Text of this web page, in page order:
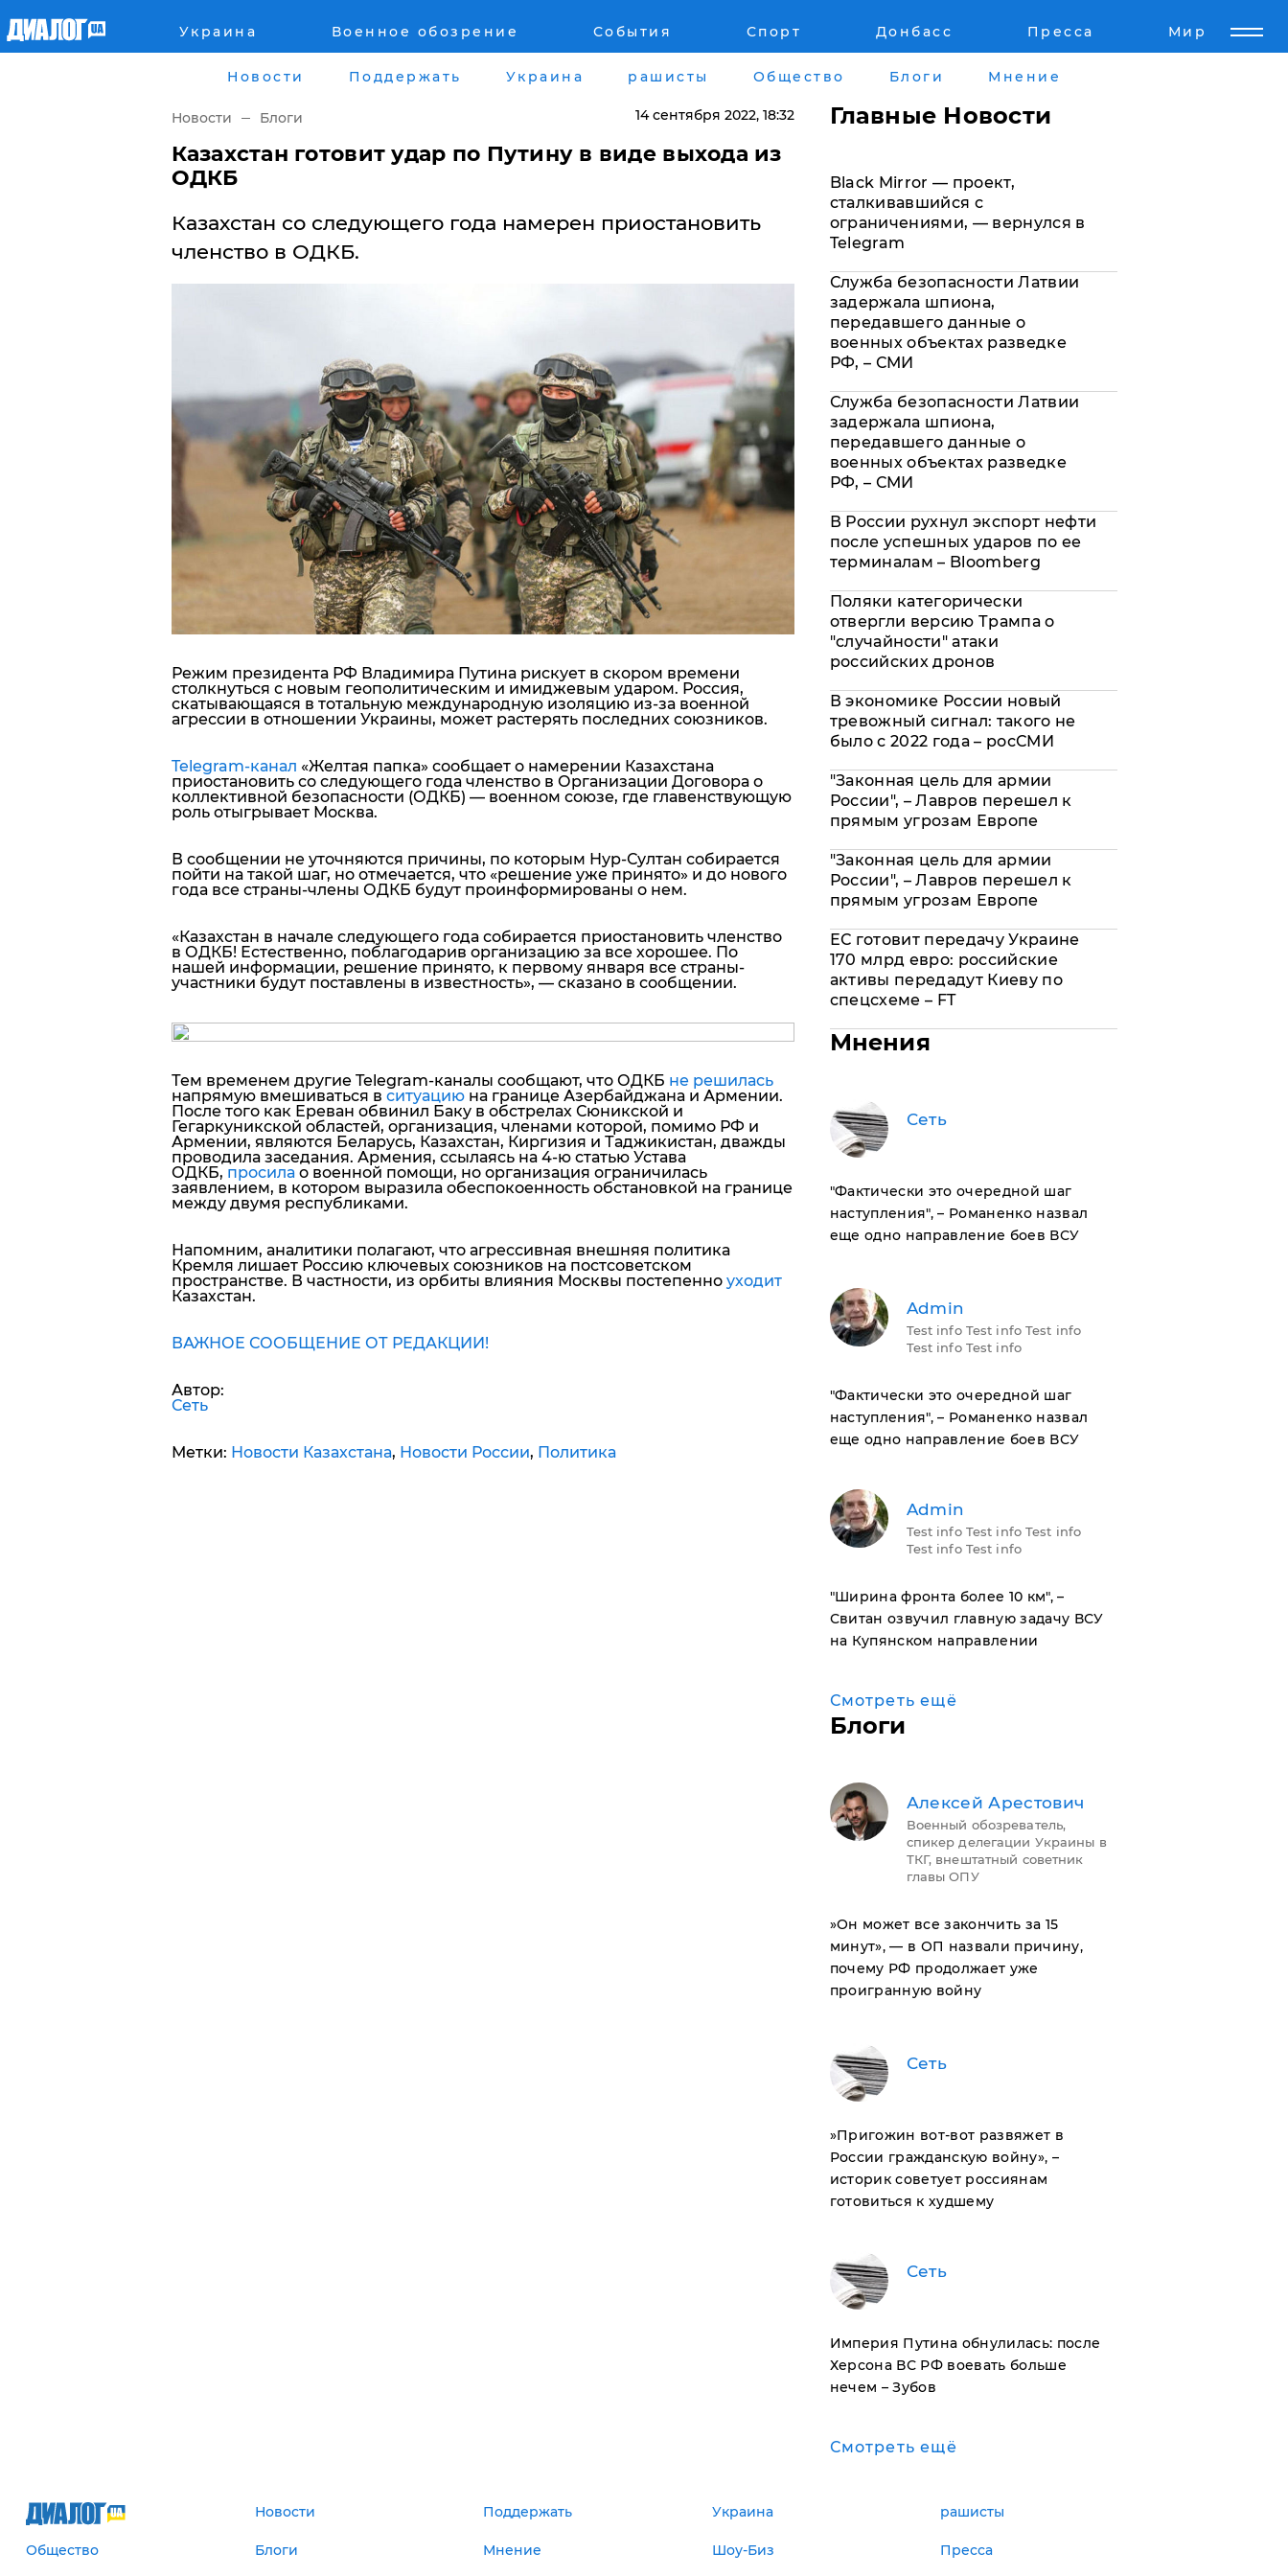
Украина Военное обозрение События Спорт Донбасс Пресса Мир
Военное обозрение
Города
Луганск
Харьков
Днепр
Одесса
Война на Донбассе и в Крыму
"ЛНР"
Новости Крыма
Лайф стайл
Помощь проекту
Стиль Диалога
Культура
Общество
Пресс-релизы
Новости Поддержать Украина рашисты Общество Блоги Мнение
Новости Блоги 14 сентября 2022, 18:32
Казахстан готовит удар по Путину в виде выхода из
ОДКБ
Казахстан со следующего года намерен приостановить
членство в ОДКБ.
Режим президента РФ Владимира Путина рискует в скором времени
столкнуться с новым геополитическим и имиджевым ударом. Россия,
скатывающаяся в тотальную международную изоляцию из-за военной
агрессии в отношении Украины, может растерять последних союзников.
Telegram-канал «Желтая папка» сообщает о намерении Казахстана
приостановить со следующего года членство в Организации Договора о
коллективной безопасности (ОДКБ) — военном союзе, где главенствующую
роль отыгрывает Москва.
В сообщении не уточняются причины, по которым Нур-Султан собирается
пойти на такой шаг, но отмечается, что «решение уже принято» и до нового
года все страны-члены ОДКБ будут проинформированы о нем.
«Казахстан в начале следующего года собирается приостановить членство
в ОДКБ! Естественно, поблагодарив организацию за все хорошее. По
нашей информации, решение принято, к первому января все страны-
участники будут поставлены в известность», — сказано в сообщении.
Тем временем другие Telegram-каналы сообщают, что ОДКБ не решилась
напрямую вмешиваться в ситуациюна границе Азербайджана и Армении.
После того как Ереван обвинил Баку в обстрелах Сюникской и
Гегаркуникской областей, организация, членами которой, помимо РФ и
Армении, являются Беларусь, Казахстан, Киргизия и Таджикистан, дважды
проводила заседания. Армения, ссылаясь на 4-ю статью Устава
ОДКБ, просилао военной помощи, но организация ограничилась
заявлением, в котором выразила обеспокоенность обстановкой на границе
между двумя республиками.
Напомним, аналитики полагают, что агрессивная внешняя политика
Кремля лишает Россию ключевых союзников на постсоветском
пространстве. В частности, из орбиты влияния Москвы постепенно уходит
Казахстан.
ВАЖНОЕ СООБЩЕНИЕ ОТ РЕДАКЦИИ!
Автор:
Сеть
Метки: Новости Казахстана, Новости России, Политика
Главные Новости
Black Mirror — проект,
сталкивавшийся с
ограничениями, — вернулся в
Telegram
Служба безопасности Латвии
задержала шпиона,
передавшего данные о
военных объектах разведке
РФ, – СМИ
Служба безопасности Латвии
задержала шпиона,
передавшего данные о
военных объектах разведке
РФ, – СМИ
В России рухнул экспорт нефти
после успешных ударов по ее
терминалам – Bloomberg
Поляки категорически
отвергли версию Трампа о
"случайности" атаки
российских дронов
В экономике России новый
тревожный сигнал: такого не
было с 2022 года – росСМИ
"Законная цель для армии
России", – Лавров перешел к
прямым угрозам Европе
"Законная цель для армии
России", – Лавров перешел к
прямым угрозам Европе
ЕС готовит передачу Украине
170 млрд евро: российские
активы передадут Киеву по
спецсхеме – FT
Мнения
Сеть
​"Фактически это очередной шаг
наступления", – Романенко назвал
еще одно направление боев ВСУ
Admin
Test info Test info Test info
Test info Test info
​"Фактически это очередной шаг
наступления", – Романенко назвал
еще одно направление боев ВСУ
Admin
Test info Test info Test info
Test info Test info
​"Ширина фронта более 10 км", –
Свитан озвучил главную задачу ВСУ
на Купянском направлении
Смотреть ещё
Блоги
Алексей Арестович
Военный обозреватель,
спикер делегации Украины в
ТКГ, внештатный советник
главы ОПУ
​»Он может все закончить за 15
минут», — в ОП назвали причину,
почему РФ продолжает уже
проигранную войну
Сеть
​»Пригожин вот-вот развяжет в
России гражданскую войну», –
историк советует россиянам
готовиться к худшему
Сеть
Империя Путина обнулилась: после
Херсона ВС РФ воевать больше
нечем – Зубов
Смотреть ещё
Новости Поддержать Украина рашисты
Общество Блоги Мнение Шоу-Биз Пресса